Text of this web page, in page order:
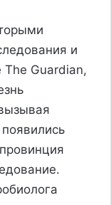
и
Guardian,